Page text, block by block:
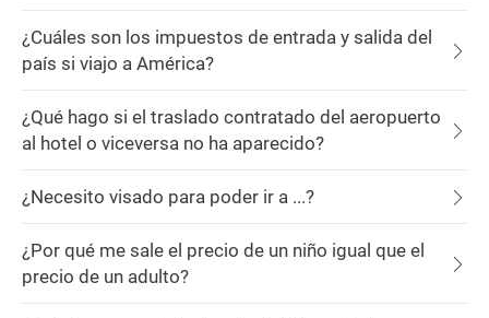
¿Cuáles son los impuestos de entrada y salida del
país si viajo a América?
¿Qué hago si el traslado contratado del aeropuerto
al hotel o viceversa no ha aparecido?
¿Necesito visado para poder ir a ...?
¿Por qué me sale el precio de un niño igual que el
precio de un adulto?